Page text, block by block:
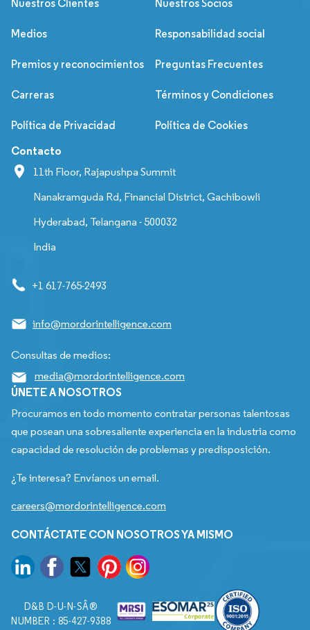
Nuestros Clientes Nuestros Socios
Medios Responsabilidad social
Premios y reconocimientos Preguntas Frecuentes
Carreras Términos y Condiciones
Política de Privacidad Política de Cookies
Contacto
11th Floor, Rajapushpa Summit
Nanakramguda Rd, Financial District, Gachibowli
Hyderabad, Telangana - 500032
India
+1 617-765-2493
info@mordorintelligence.com
Consultas de medios:
media@mordorintelligence.com
ÚNETE A NOSOTROS
Procuramos en todo momento contratar personas talentosas
que posean una sobresaliente experiencia en la industria como
capacidad de resolución de problemas y predisposición.
¿Te interesa? Envíanos un email.
careers@mordorintelligence.com
CONTÁCTATE CON NOSOTROS YA MISMO
D&B D-U-N-SÂ®
NUMBER : 85-427-9388